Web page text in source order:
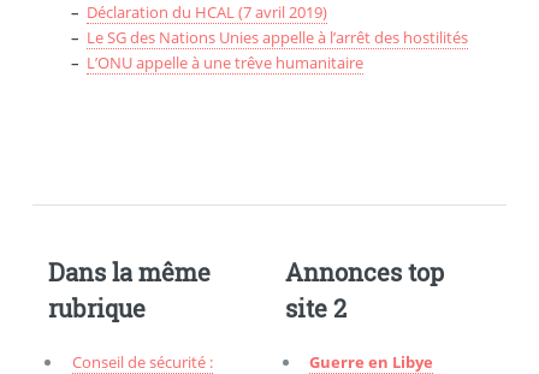
– Déclaration du HCAL (7 avril 2019)
– Le SG des Nations Unies appelle à l’arrêt des hostilités
– L’ONU appelle à une trêve humanitaire
Dans la même
rubrique
Conseil de sécurité :
Annonces top
site 2
Guerre en Libye